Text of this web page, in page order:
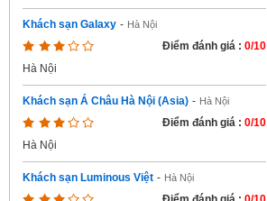
Khách sạn Galaxy - Hà Nội
Điểm đánh giá : 0/10
Hà Nội
Khách sạn Á Châu Hà Nội (Asia) - Hà Nội
Điểm đánh giá : 0/10
Hà Nội
Khách sạn Luminous Việt - Hà Nội